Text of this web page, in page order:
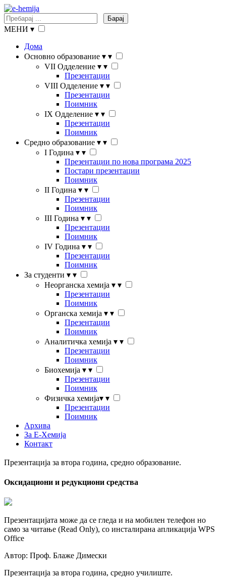
Барај
МЕНИ ▾
Дома
Основно образование ▾ ▾
VII Одделение ▾ ▾
Презентации
VIII Одделение ▾ ▾
Презентации
Поимник
IX Одделение ▾ ▾
Презентации
Поимник
Средно образование ▾ ▾
I Година ▾ ▾
Презентации по нова програма 2025
Постари презентации
Поимник
II Година ▾ ▾
Презентации
Поимник
III Година ▾ ▾
Презентации
Поимник
IV Година ▾ ▾
Презентации
Поимник
За студенти ▾ ▾
Неорганска хемија ▾ ▾
Презентации
Поимник
Органска хемија ▾ ▾
Презентации
Поимник
Аналитичка хемија ▾ ▾
Презентации
Поимник
Биохемија ▾ ▾
Презентации
Поимник
Физичка хемија▾ ▾
Презентации
Поимник
Архива
За Е-Хемија
Контакт
Презентација за втора година, средно образование.
Оксидациони и редукциони средства
Презентацијата може да се гледа и на мобилен телефон но
само за читање (Read Only), со инсталирана апликација WPS
Office
Автор: Проф. Блаже Димески
Презентација за втора година, средно училиште.